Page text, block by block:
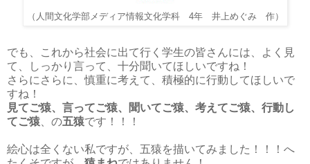
（人間文化学部メディア情報文化学科 4年 井上めぐみ 作）
でも、これから社会に出て行く学生の皆さんには、よく見
て、しっかり言って、十分聞いてほしいですね！
さらにさらに、慎重に考えて、積極的に行動してほしいで
すね！
見てご猿、言ってご猿、聞いてご猿、考えてご猿、行動し
てご猿 、の五猿です！！！
絵心は全くない私ですが、五猿を描いてみました！！！へ